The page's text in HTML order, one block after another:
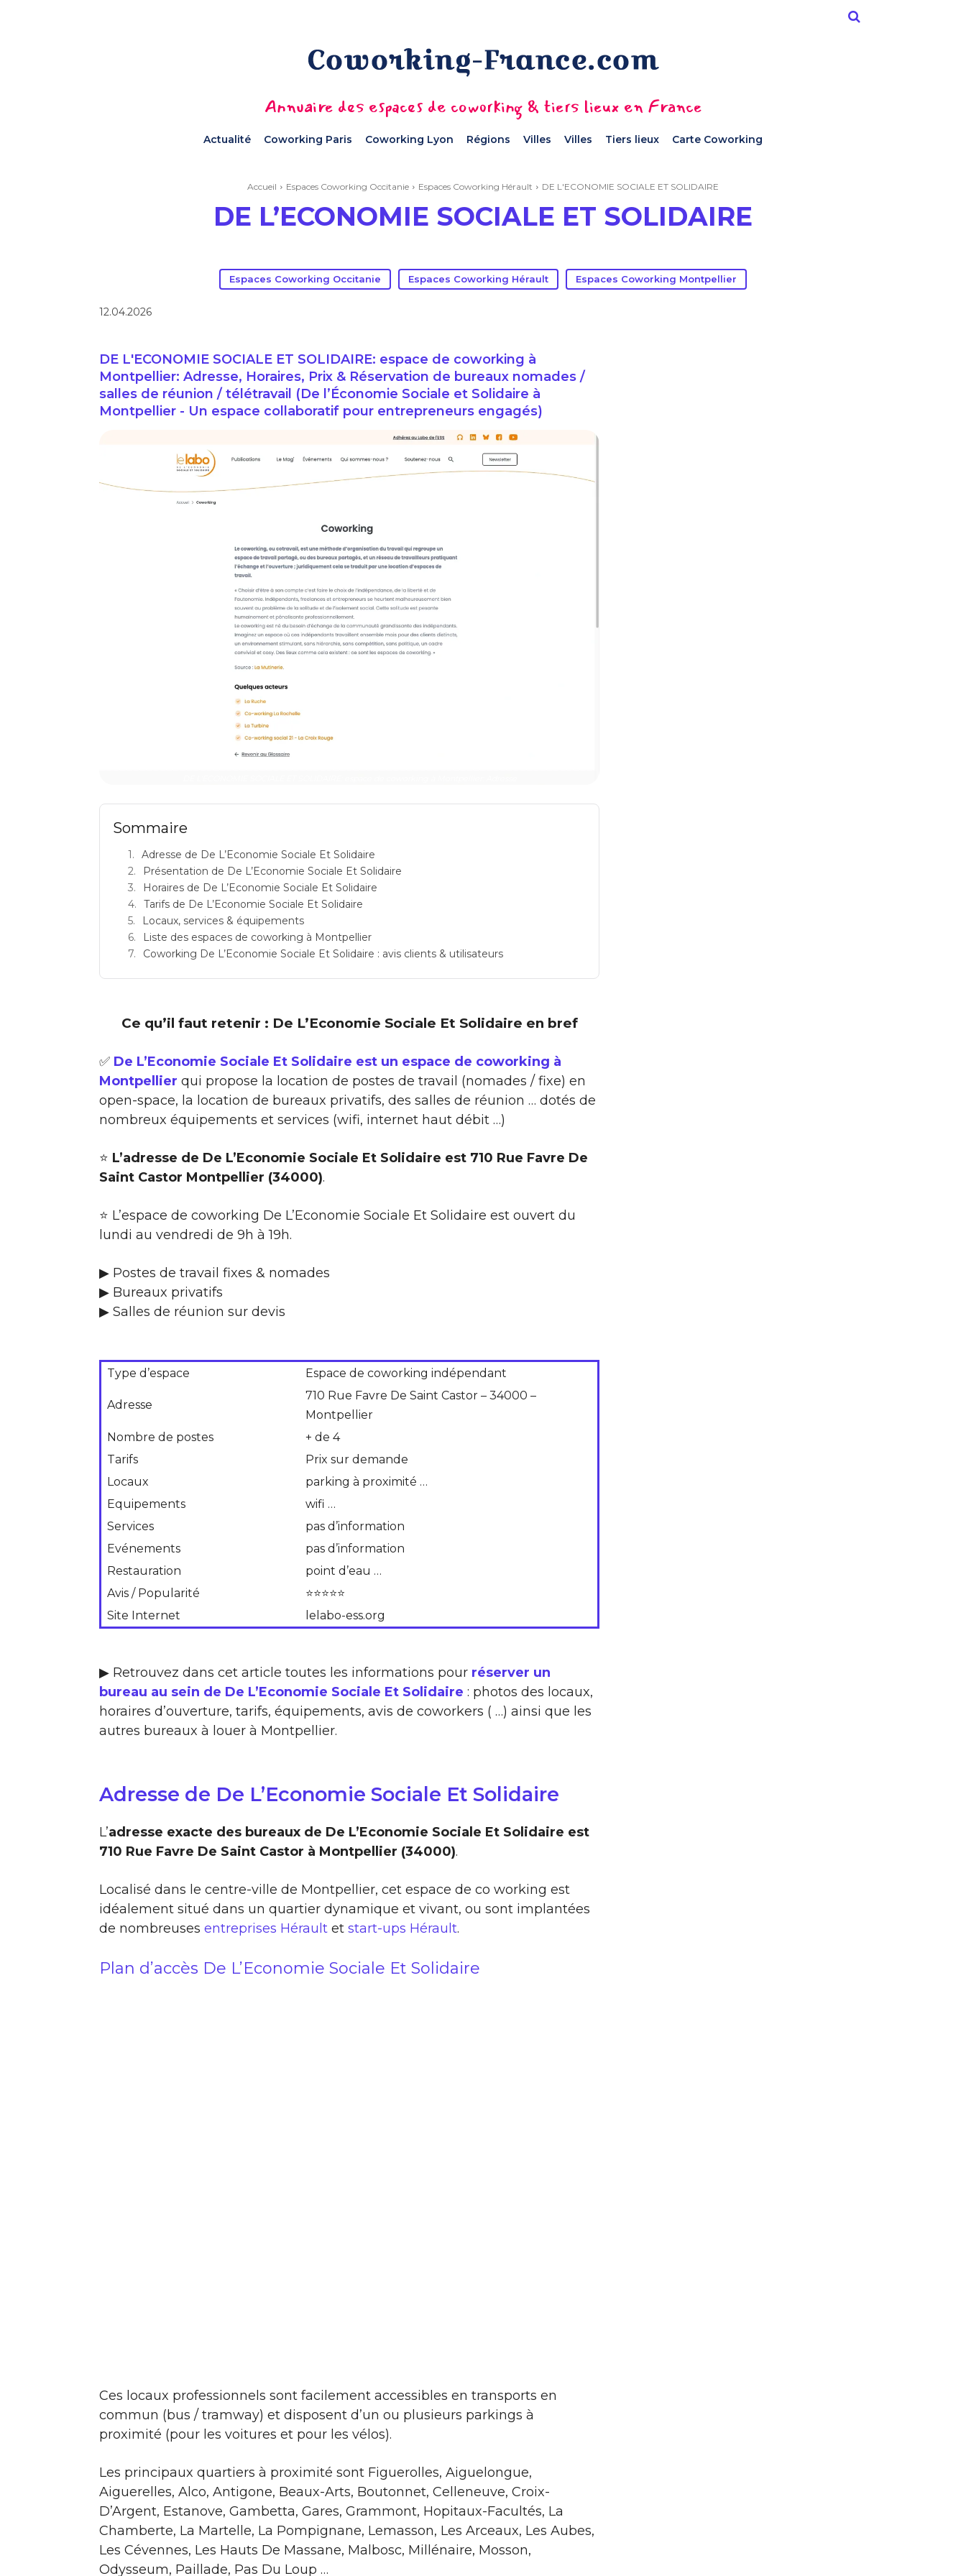
Annuaire des espaces de coworking & tiers lieux en France
Actualité Coworking Paris Coworking Lyon Régions Villes Villes Tiers lieux Carte Coworking
Accueil Espaces Coworking Occitanie Espaces Coworking Hérault DE L'ECONOMIE SOCIALE ET SOLIDAIRE
DE L’ECONOMIE SOCIALE ET SOLIDAIRE
Espaces Coworking Occitanie Espaces Coworking Hérault Espaces Coworking Montpellier
12.04.2026
DE L'ECONOMIE SOCIALE ET SOLIDAIRE: espace de coworking à
Montpellier: Adresse, Horaires, Prix & Réservation de bureaux nomades /
salles de réunion / télétravail (De l’Économie Sociale et Solidaire à
Montpellier - Un espace collaboratif pour entrepreneurs engagés)
Sommaire
Adresse de De L’Economie Sociale Et Solidaire
Présentation de De L’Economie Sociale Et Solidaire
Horaires de De L’Economie Sociale Et Solidaire
Tarifs de De L’Economie Sociale Et Solidaire
Locaux, services & équipements
Liste des espaces de coworking à Montpellier
Coworking De L’Economie Sociale Et Solidaire : avis clients & utilisateurs
Ce qu’il faut retenir : De L’Economie Sociale Et Solidaire en bref
✅ De L’Economie Sociale Et Solidaire est un espace de coworking à
Montpellier qui propose la location de postes de travail (nomades / fixe) en
open-space, la location de bureaux privatifs, des salles de réunion … dotés de
nombreux équipements et services (wifi, internet haut débit …)
⭐ L’adresse de De L’Economie Sociale Et Solidaire est 710 Rue Favre De
Saint Castor Montpellier (34000).
⭐ L’espace de coworking De L’Economie Sociale Et Solidaire est ouvert du
lundi au vendredi de 9h à 19h.
▶ Postes de travail fixes & nomades
▶ Bureaux privatifs
▶ Salles de réunion sur devis
Type d’espace Espace de coworking indépendant
Adresse
710 Rue Favre De Saint Castor – 34000 –
Montpellier
Nombre de postes
+ de 4
Tarifs
Prix sur demande
Locaux
parking à proximité …
Equipements
wifi …
Services
pas d’information
Evénements
pas d’information
Restauration
point d’eau …
Avis / Popularité
⭐⭐⭐⭐⭐
Site Internet
lelabo-ess.org
▶ Retrouvez dans cet article toutes les informations pour réserver un
bureau au sein de De L’Economie Sociale Et Solidaire : photos des locaux,
horaires d’ouverture, tarifs, équipements, avis de coworkers ( …) ainsi que les
autres bureaux à louer à Montpellier.
Adresse de De L’Economie Sociale Et Solidaire
L’adresse exacte des bureaux de De L’Economie Sociale Et Solidaire est
710 Rue Favre De Saint Castor à Montpellier (34000).
Localisé dans le centre-ville de Montpellier, cet espace de co working est
idéalement situé dans un quartier dynamique et vivant, ou sont implantées
de nombreuses entreprises Hérault et start-ups Hérault.
Plan d’accès De L’Economie Sociale Et Solidaire
Ces locaux professionnels sont facilement accessibles en transports en
commun (bus / tramway) et disposent d’un ou plusieurs parkings à
proximité (pour les voitures et pour les vélos).
Les principaux quartiers à proximité sont Figuerolles, Aiguelongue,
Aiguerelles, Alco, Antigone, Beaux-Arts, Boutonnet, Celleneuve, Croix-
D’Argent, Estanove, Gambetta, Gares, Grammont, Hopitaux-Facultés, La
Chamberte, La Martelle, La Pompignane, Lemasson, Les Arceaux, Les Aubes,
Les Cévennes, Les Hauts De Massane, Malbosc, Millénaire, Mosson,
Odysseum, Paillade, Pas Du Loup …